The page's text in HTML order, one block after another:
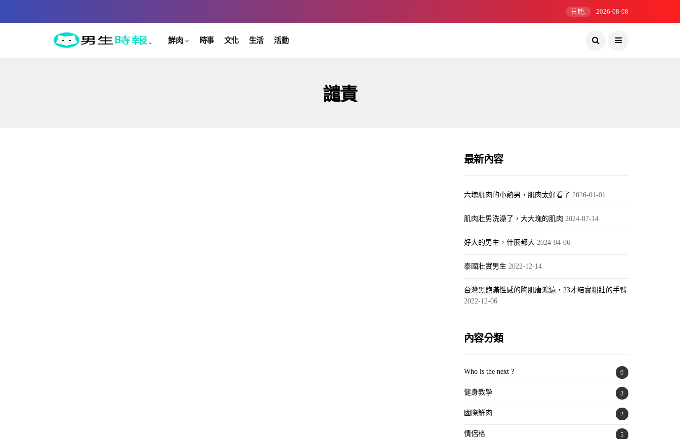
日期: 2026-08-08
鮮肉 時事 文化 生活 活動
譴責
最新內容
六塊肌肉的小熟男，肌肉太好看了 2026-01-01
肌肉壯男洗澡了，大大塊的肌肉 2024-07-14
好大的男生，什麼都大 2024-04-06
泰國壯實男生 2022-12-14
台灣黑飽滿性感的胸肌唐鴻遠，23才結實粗壯的手臂
2022-12-06
內容分類
Who is the next ? 9
健身教學 3
國際鮮肉 2
情侶格 5